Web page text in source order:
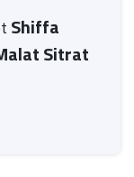
Shiffa
Sitrat